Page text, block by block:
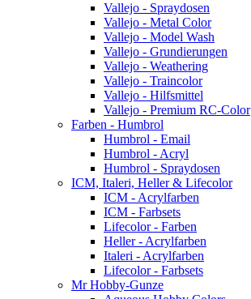
Vallejo - Spraydosen
Vallejo - Metal Color
Vallejo - Model Wash
Vallejo - Grundierungen
Vallejo - Weathering
Vallejo - Traincolor
Vallejo - Hilfsmittel
Vallejo - Premium RC-Color
Farben - Humbrol
Humbrol - Email
Humbrol - Acryl
Humbrol - Spraydosen
ICM, Italeri, Heller & Lifecolor
ICM - Acrylfarben
ICM - Farbsets
Lifecolor - Farben
Heller - Acrylfarben
Italeri - Acrylfarben
Lifecolor - Farbsets
Mr Hobby-Gunze